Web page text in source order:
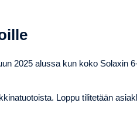
2025 alussa kun koko Solaxin
Loppu tilitetään